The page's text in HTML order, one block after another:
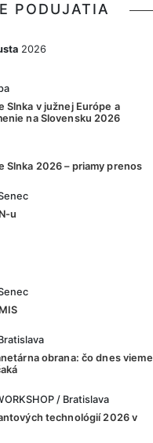
PODUJATIA
2026
Slnka v južnej Európe a
na Slovensku 2026
Slnka 2026 – priamy prenos
u
obrana: čo dnes vieme
/ Bratislava
technológií 2026 v